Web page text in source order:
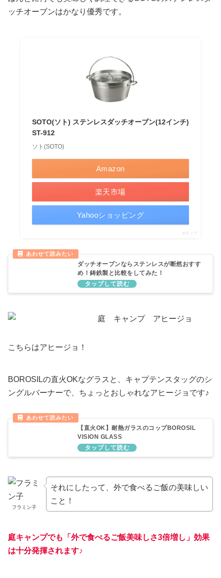
ッチオーブンはかなり優秀です。
SOTO(ソト) ステンレスダッチオーブン(12インチ)
ST-912
ソト(SOTO)
Amazon
楽天市場
Yahooショッピング
ポチップ
ダッチオーブンならステンレスが断然おすす
め！鋳鉄製と比較をしてみた！
こちらはアヒージョ！
BOROSILの直火OKなグラスと、キャプテンスタッグのシ
ングルバーナーで、ちょっとおしゃれなアヒージョです♪
【直火OK】耐熱ガラスのコップBOROSIL
VISION GLASS
フラミン子
それにしたって、外で食べるご飯の美味しい
こと！
庭キャンプでも「外で食べるご飯美味しさ3倍増し」効果
は十分発揮されます♪